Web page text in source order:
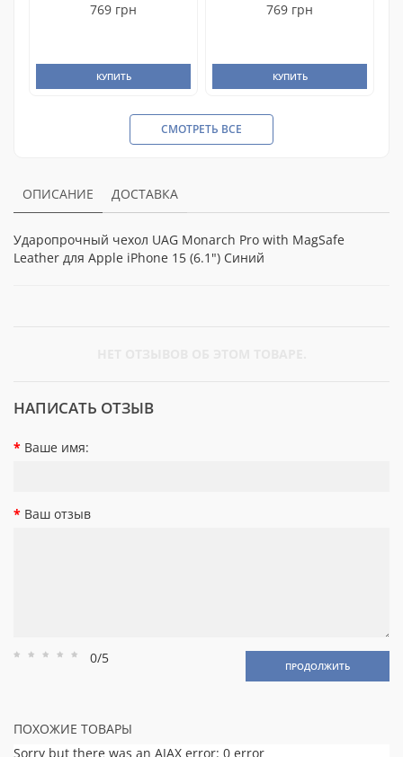
769 грн
КУПИТЬ
769 грн
КУПИТЬ
СМОТРЕТЬ ВСЕ
ОПИСАНИЕ ДОСТАВКА
Ударопрочный чехол UAG Monarch Pro with MagSafe
Leather для Apple iPhone 15 (6.1") Синий
НАПИСАТЬ ОТЗЫВ
Ваше имя:
Ваш отзыв
Рейтинг
Рейтинг
Рейтинг
Рейтинг
Рейтинг
0/5 ПРОДОЛЖИТЬ
ПОХОЖИЕ ТОВАРЫ
Sorry but there was an AJAX error: 0 error